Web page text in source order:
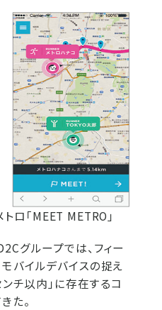
ロ「MEET METRO」
グループでは、フィー
バイルデバイスの捉え
チ以内」に存在するコ
た。